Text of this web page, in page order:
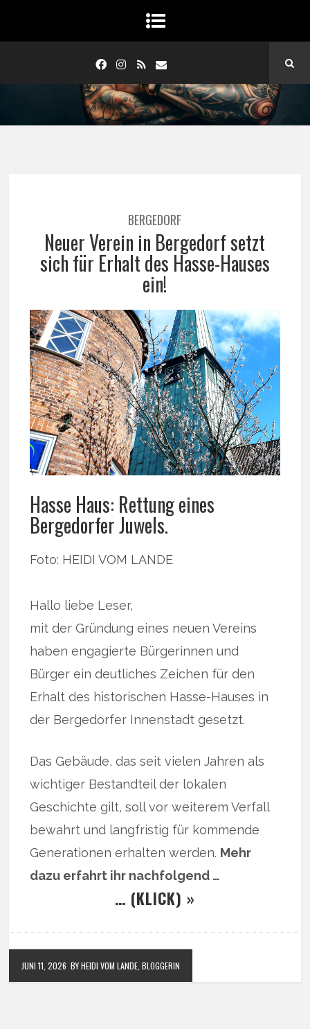
BERGEDORF
Neuer Verein in Bergedorf setzt
sich für Erhalt des Hasse-Hauses
ein!
Hasse Haus: Rettung eines
Bergedorfer Juwels.
Foto: HEIDI VOM LANDE
Hallo liebe Leser,
mit der Gründung eines neuen Vereins
haben engagierte Bürgerinnen und
Bürger ein deutliches Zeichen für den
Erhalt des historischen Hasse-Hauses in
der Bergedorfer Innenstadt gesetzt.
Das Gebäude, das seit vielen Jahren als
wichtiger Bestandteil der lokalen
Geschichte gilt, soll vor weiterem Verfall
bewahrt und langfristig für kommende
Generationen erhalten werden. Mehr
dazu erfahrt ihr nachfolgend …
… (KLICK) »
JUNI 11, 2026 BY HEIDI VOM LANDE, BLOGGERIN